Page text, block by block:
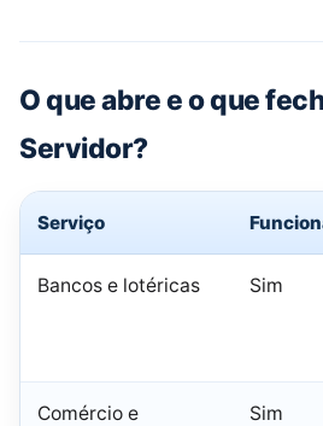
O que abre e o que
Servidor?
Serviço
Bancos e lotéricas Sim
Comércio e
Sim